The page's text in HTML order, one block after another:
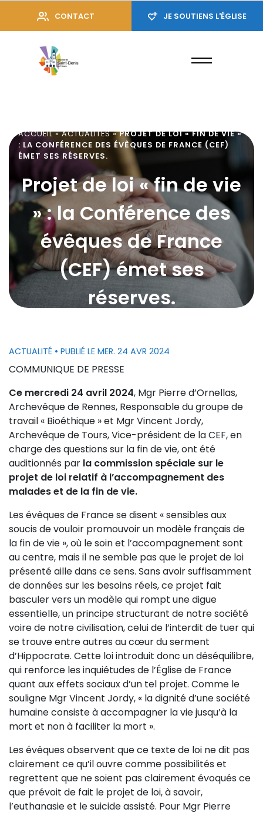
CONTACT JE SOUTIENS L'ÉGLISE
ACCUEIL»ACTUALITÉS»PROJET DE LOI « FIN DE VIE »
: LA CONFÉRENCE DES ÉVÊQUES DE FRANCE (CEF)
ÉMET SES RÉSERVES.
Projet de loi « fin de vie
» : la Conférence des
évêques de France
(CEF) émet ses
réserves.
ACTUALITÉ • PUBLIÉ LE MER. 24 AVR 2024
COMMUNIQUE DE PRESSE
Ce mercredi 24 avril 2024, Mgr Pierre d’Ornellas,
Archevêque de Rennes, Responsable du groupe de
travail « Bioéthique » et Mgr Vincent Jordy,
Archevêque de Tours, Vice-président de la CEF, en
charge des questions sur la fin de vie, ont été
auditionnés par la commission spéciale sur le
projet de loi relatif à l’accompagnement des
malades et de la fin de vie.
Les évêques de France se disent « sensibles aux
soucis de vouloir promouvoir un modèle français de
la fin de vie », où le soin et l’accompagnement sont
au centre, mais il ne semble pas que le projet de loi
présenté aille dans ce sens. Sans avoir suffisamment
de données sur les besoins réels, ce projet fait
basculer vers un modèle qui rompt une digue
essentielle, un principe structurant de notre société
voire de notre civilisation, celui de l’interdit de tuer qui
se trouve entre autres au cœur du serment
d’Hippocrate. Cette loi introduit donc un déséquilibre,
qui renforce les inquiétudes de l’Église de France
quant aux effets sociaux d’un tel projet. Comme le
souligne Mgr Vincent Jordy, « la dignité d’une société
humaine consiste à accompagner la vie jusqu’à la
mort et non à faciliter la mort ».
Les évêques observent que ce texte de loi ne dit pas
clairement ce qu’il ouvre comme possibilités et
regrettent que ne soient pas clairement évoqués ce
que prévoit de fait le projet de loi, à savoir,
l’euthanasie et le suicide assisté. Pour Mgr Pierre